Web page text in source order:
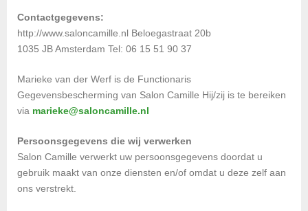
Contactgegevens:
http://www.saloncamille.nl Beloegastraat 20b
1035 JB Amsterdam Tel: 06 15 51 90 37
Marieke van der Werf is de Functionaris
Gegevensbescherming van Salon Camille Hij/zij is te bereiken
via marieke@saloncamille.nl
Persoonsgegevens die wij verwerken
Salon Camille verwerkt uw persoonsgegevens doordat u
gebruik maakt van onze diensten en/of omdat u deze zelf aan
ons verstrekt.